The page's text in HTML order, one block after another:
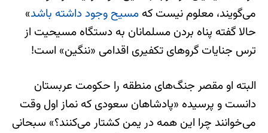
می‌گویند، معلوم نیست که مسیح وجود داشته باشد»
حالا گفته پناه بردن مسلمانان به دستگاه مسیحیت از
ترس جنایات گروهای تکفیری اقدامی «ننگین» است!
البته او مقصر جنگ‌های منطقه را حکومت عربستان
دانست و پرسیده «پادشاهان سعودی که نماز اول وقت
می‌خوانند چرا این همه در یمن کشتار می‌کنند؟» سبحانی